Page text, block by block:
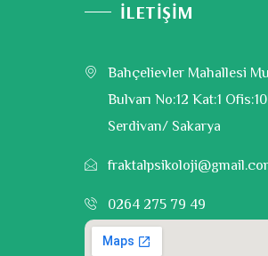
İLETİŞİM
Bahçelievler Mahallesi
Bulvarı No:12 Kat:1
Serdivan/ Sakarya
0264 275 79 49